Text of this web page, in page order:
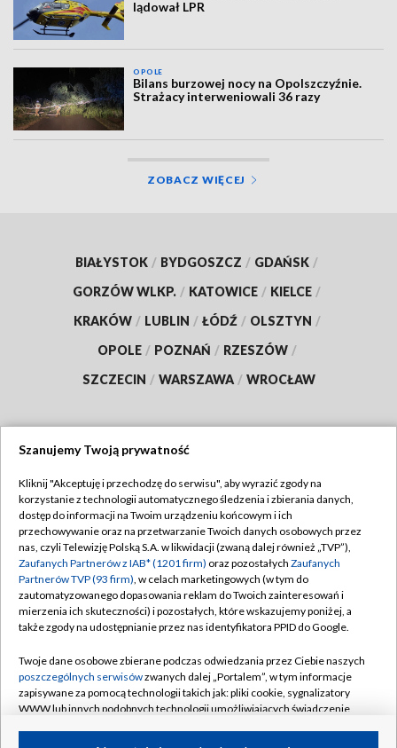
lądował LPR
OPOLE
Bilans burzowej nocy na Opolszczyźnie.
Strażacy interweniowali 36 razy
ZOBACZ WIĘCEJ
BIAŁYSTOK / BYDGOSZCZ / GDAŃSK /
GORZÓW WLKP. / KATOWICE / KIELCE /
KRAKÓW / LUBLIN / ŁÓDŹ / OLSZTYN /
OPOLE / POZNAŃ / RZESZÓW /
SZCZECIN / WARSZAWA / WROCŁAW
TVP
Abonament TVP
Emisja w TVP
Centrum informacji TVP
Naziemna Telewizja Cyfrowa
Rada Programowa
System NOS
Informacje o nadawcy
Regulamin TVP
Polityka prywatności
Moje zgody
Pomoc
Kontakt
Kanały
Szanujemy Twoją prywatność
Kliknij "Akceptuję i przechodzę do serwisu", aby wyrazić zgody na
korzystanie z technologii automatycznego śledzenia i zbierania danych,
dostęp do informacji na Twoim urządzeniu końcowym i ich
przechowywanie oraz na przetwarzanie Twoich danych osobowych przez
nas, czyli Telewizję Polską S.A. w likwidacji (zwaną dalej również „TVP”),
Zaufanych Partnerów z IAB* (1201 firm) oraz pozostałych Zaufanych
Partnerów TVP (93 firm), w celach marketingowych (w tym do
zautomatyzowanego dopasowania reklam do Twoich zainteresowań i
mierzenia ich skuteczności) i pozostałych, które wskazujemy poniżej, a
także zgody na udostępnianie przez nas identyfikatora PPID do Google.
Twoje dane osobowe zbierane podczas odwiedzania przez Ciebie naszych
poszczególnych serwisówzwanych dalej „Portalem”, w tym informacje
zapisywane za pomocą technologii takich jak: pliki cookie, sygnalizatory
WWW lub innych podobnych technologii umożliwiających świadczenie